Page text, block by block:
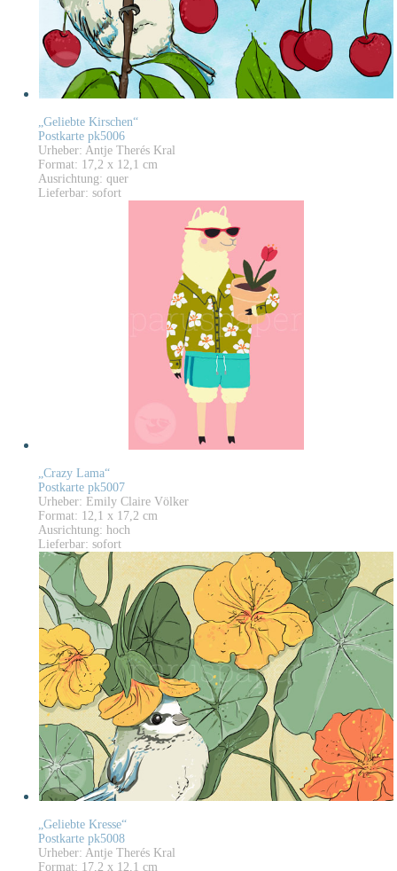
„Geliebte Kirschen“
Postkarte pk5006
Urheber: Antje Therés Kral
Format: 17,2 x 12,1 cm
Ausrichtung: quer
Lieferbar: sofort
„Crazy Lama“
Postkarte pk5007
Urheber: Emily Claire Völker
Format: 12,1 x 17,2 cm
Ausrichtung: hoch
Lieferbar: sofort
„Geliebte Kresse“
Postkarte pk5008
Urheber: Antje Therés Kral
Format: 17,2 x 12,1 cm